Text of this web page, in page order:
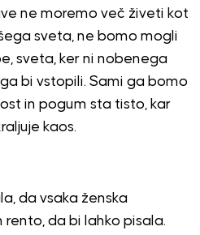
ne moremo več živeti kot
sveta, ne bomo mogli
sveta, ker ni nobenega
bi vstopili. Sami ga bomo
in pogum sta tisto, kar
kaos.
da vsaka ženska
da bi lahko pisala.